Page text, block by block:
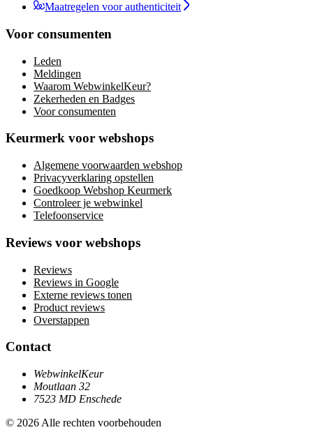
Maatregelen voor authenticiteit
Voor consumenten
Leden
Meldingen
Waarom WebwinkelKeur?
Zekerheden en Badges
Voor consumenten
Keurmerk voor webshops
Algemene voorwaarden webshop
Privacyverklaring opstellen
Goedkoop Webshop Keurmerk
Controleer je webwinkel
Telefoonservice
Reviews voor webshops
Reviews
Reviews in Google
Externe reviews tonen
Product reviews
Overstappen
Contact
WebwinkelKeur
Moutlaan 32
7523 MD Enschede
© 2026 Alle rechten voorbehouden